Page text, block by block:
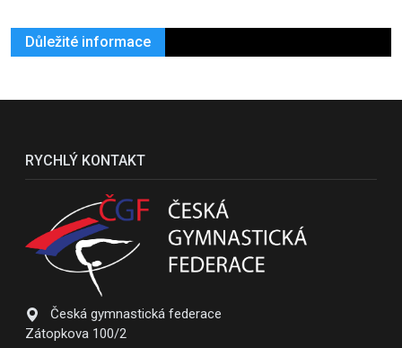
Důležité informace
RYCHLÝ KONTAKT
Česká gymnastická federace
Zátopkova 100/2